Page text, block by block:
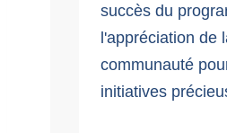
succès du
l'appréciation de
communauté
initiatives